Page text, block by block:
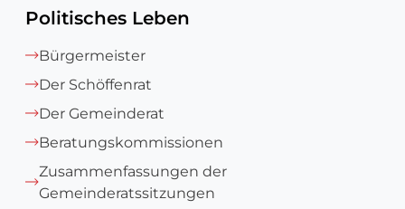
Politisches Leben
Bürgermeister
Der Schöffenrat
Der Gemeinderat
Beratungskommissionen
Zusammenfassungen der
Gemeinderatssitzungen